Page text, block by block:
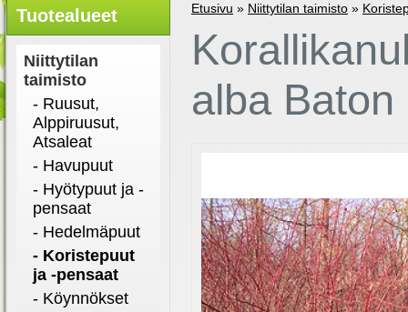
Tuotealueet
Niittytilan
taimisto
- Ruusut,
Alppiruusut,
Atsaleat
- Havupuut
- Hyötypuut ja -
pensaat
- Hedelmäpuut
- Koristepuut
ja -pensaat
- Köynnökset
Etusivu » Niittytilan taimisto »
alba